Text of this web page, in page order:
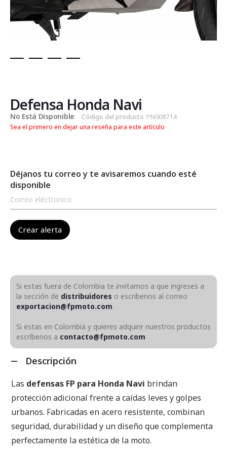
de
la
galería
de
Defensa Honda Navi
No Está Disponible Código del producto PN008714
Sea el primero en dejar una reseña para este artículo
Déjanos tu correo y te avisaremos cuando esté
disponible
Si estas fuera de Colombia te invitamos a que ingreses a
la sección de distribuidores o escribenos al correo
exportacion@fpmoto.com
Si estas en Colombia y quieres adquirir nuestros productos
escríbenos a contacto@fpmoto.com
Descripción
Las defensas FP para Honda Navi brindan
protección adicional frente a caídas leves y golpes
urbanos. Fabricadas en acero resistente, combinan
seguridad, durabilidad y un diseño que complementa
perfectamente la estética de la moto.